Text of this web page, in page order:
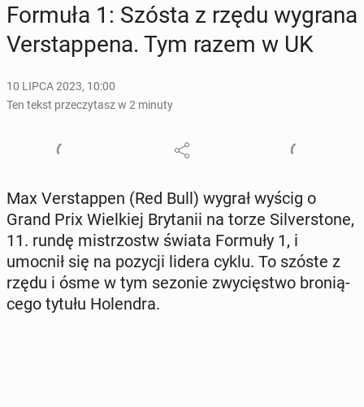
Formuła 1: Szósta z rzędu wygrana
Ver­stap­pe­na. Tym razem w UK
10 LIPCA 2023, 10:00
Ten tekst przeczytasz w 2 minuty
Max Ver­stap­pen (Red Bull) wygrał wyścig o
Grand Prix Wiel­kiej Bry­ta­nii na torze Si­lver­sto­ne,
11. rundę mi­strzostw świata Formuły 1, i
umocnił się na pozycji lidera cyklu. To szóste z
rzędu i ósme w tym sezonie zwy­cię­stwo bro­nią­
ce­go tytułu Ho­len­dra.